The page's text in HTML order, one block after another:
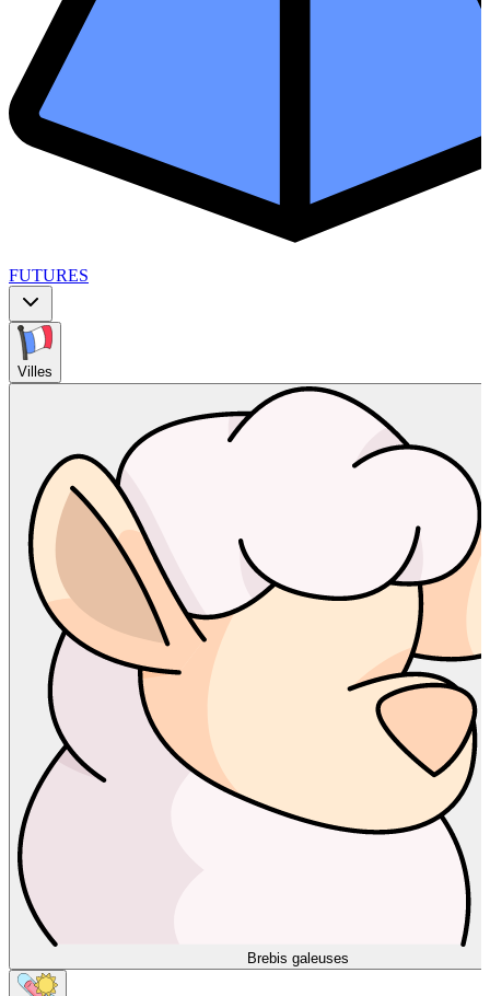
FUTURES
Villes
Brebis galeuses